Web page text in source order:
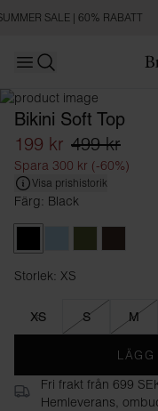
SALE | 60% RABATT
Open main menu
Bikini Soft Top
199 kr 499 kr
Spara 300 kr (-60%)
Visa prishistorik
Färg: Black
Storlek: XS
XS S M
Fri frakt från 699
Hemleverans,